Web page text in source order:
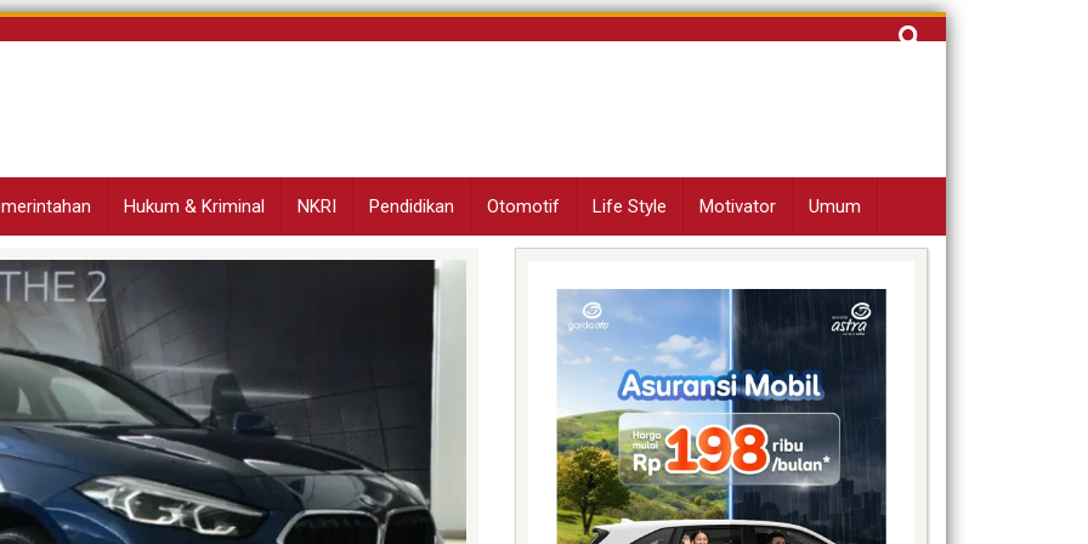
Cari
Hukum & Kriminal NKRI Pendidikan Otomotif Life Style Motivator Umum